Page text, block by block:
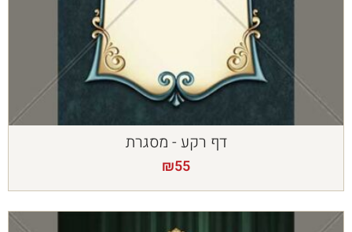
דף רקע - מסגרת
₪55